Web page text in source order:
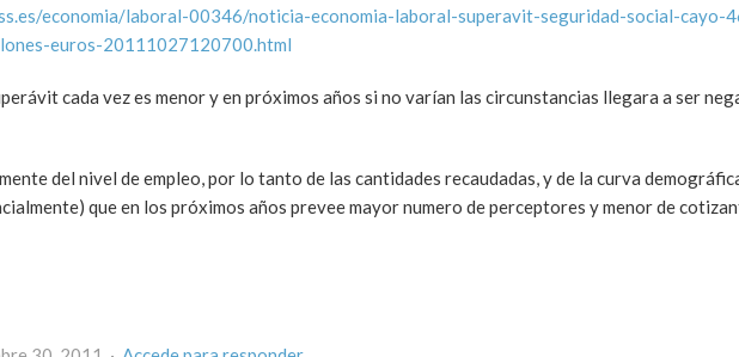
economia/laboral-00346/noticia-economia-laboral-superavit-seguridad-social-cayo-
euros-20111027120700.html
cada vez es menor y en próximos años si no varían las circunstancias llegara a ser
del nivel de empleo, por lo tanto de las cantidades recaudadas, y de la curva
que en los próximos años prevee mayor numero de perceptores y menor de